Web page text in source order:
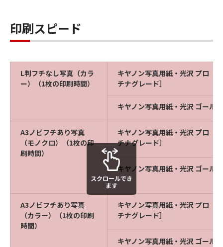
印刷スピード
L判フチなし写真（カラ
ー）（1枚の印刷時間）
キヤノン写真用紙・光沢 プロ［
チナグレード］
キヤノン写真用紙・光沢 ゴールド
A3ノビフチあり写真
（モノクロ）（1枚の印
刷時間）
キヤノン写真用紙・光沢 プロ［
チナグレード］
キヤノン写真用紙・光沢 ゴールド
A3ノビフチあり写真
（カラー）（1枚の印刷
時間）
キヤノン写真用紙・光沢 プロ［
チナグレード］
キヤノン写真用紙・光沢 ゴールド
スクロールでき
ます